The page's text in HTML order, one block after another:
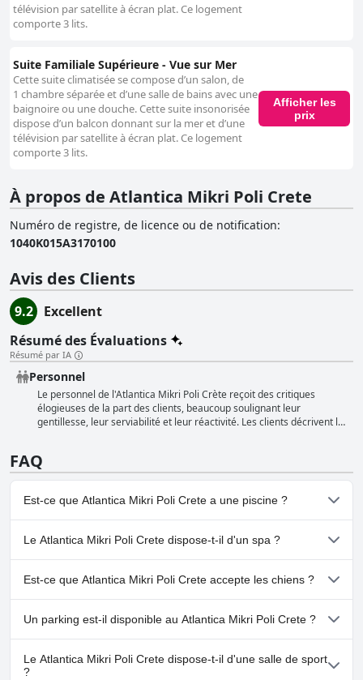
télévision par satellite à écran plat. Ce logement
comporte 3 lits.
Suite Familiale Supérieure - Vue sur Mer
Cette suite climatisée se compose d’un salon, de
1 chambre séparée et d’une salle de bains avec une
baignoire ou une douche. Cette suite insonorisée
dispose d’un balcon donnant sur la mer et d’une
télévision par satellite à écran plat. Ce logement
comporte 3 lits.
Afficher les
prix
À propos de Atlantica Mikri Poli Crete
Numéro de registre, de licence ou de notification:
1040Κ015Α3170100
Avis des Clients
9.2
Excellent
Résumé des Évaluations
Résumé par IA
Personnel
Le personnel de l'Atlantica Mikri Poli Crète reçoit des critiques
élogieuses de la part des clients, beaucoup soulignant leur
gentillesse, leur serviabilité et leur réactivité. Les clients décrivent le
travaillant comme animateurs sont félicités pour leur excellent
travail. Dans l'ensemble, l'hôtel est un endroit formidable, en grande
FAQ
Est-ce que Atlantica Mikri Poli Crete a une piscine ?
Oui, Atlantica Mikri Poli Crete dispose de piscine(s) appartenant à
une ou plusieurs des catégories suivantes : Piscine Intérieure,
Piscine pour Enfants, Piscine Extérieure.
Le Atlantica Mikri Poli Crete dispose-t-il d'un spa ?
Oui, un spa est disponible à Atlantica Mikri Poli Crete.Pour plus
d'informations, lisez les réponses au questionnaire Spa.
Est-ce que Atlantica Mikri Poli Crete accepte les chiens ?
Non, Atlantica Mikri Poli Crete n'accepte pas les chiens.
Un parking est-il disponible au Atlantica Mikri Poli Crete ?
Oui, un parking est disponible à Atlantica Mikri Poli Crete.
Le Atlantica Mikri Poli Crete dispose-t-il d'une salle de sport
?